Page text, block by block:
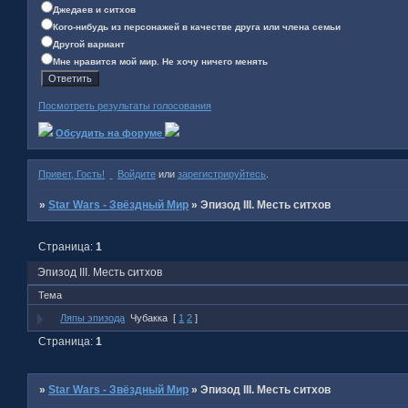
Джедаев и ситхов
Кого-нибудь из персонажей в качестве друга или члена семьи
Другой вариант
Мне нравится мой мир. Не хочу ничего менять
Посмотреть результаты голосования
Обсудить на форуме
Привет, Гость! Войдите или зарегистрируйтесь
»Star Wars - Звёздный Мир »Эпизод III. Месть ситхов
Эпизод III. Месть ситхов
Страница:1
Тема
Ляпы эпизода Чубакка [ 1 2 ]
Страница:1
»Star Wars - Звёздный Мир »Эпизод III. Месть ситхов